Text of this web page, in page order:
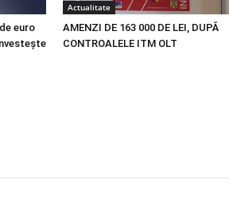
euro
Actualitate
AMENZI DE 163 000 DE LEI, DUPĂ
CONTROALELE ITM OLT